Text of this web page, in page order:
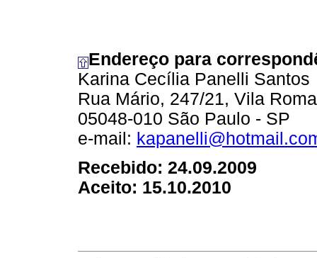
Endereço para
Karina Cecília Panelli Santos
Rua Mário, 247/21, Vila
05048-010 São Paulo - SP
e-mail:
Recebido: 24.09.2009
Aceito: 15.10.2010